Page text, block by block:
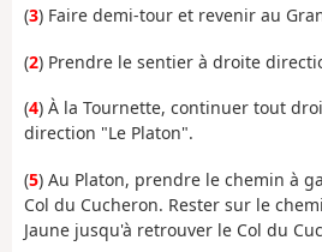
(3) Faire demi-tour et revenir au
(2) Prendre le sentier à droite
(4) À la Tournette, continuer tout
direction "Le Platon".
(5) Au Platon, prendre le chemin à
Col du Cucheron. Rester sur le
Jaune jusqu'à retrouver le Col du